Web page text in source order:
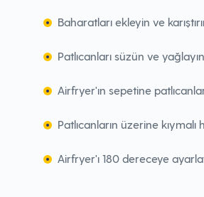
Baharatları ekleyin ve
Patlıcanları süzün ve
Airfryer'ın sepetine
Patlıcanların üzerine
Airfryer'ı 180 dereceye